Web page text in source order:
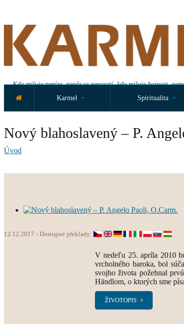
Kdo miluje peníze, peněz se nenasytí, kdo miluje hojnost,
Karmel
Spiritualita
Nový blahoslavený – P.
Úvod
12.12.2017 Dostupné překlady:
V nedeľu 25. apríla 2010
vrcholného baroka, bol
svojho života požehnal
Händlom, o ktorých sme
ŽIVOTOPIS